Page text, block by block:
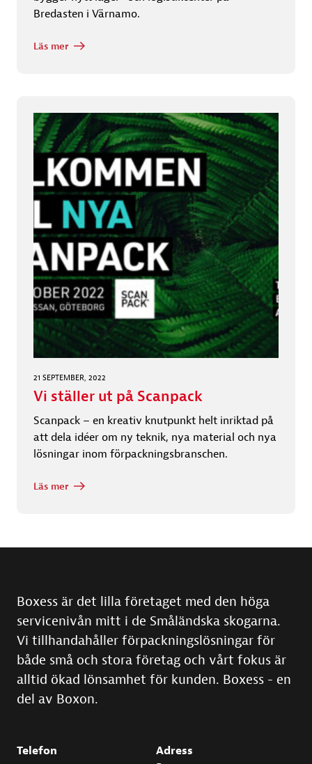
Bredasten i Värnamo.
Läs mer
21 SEPTEMBER, 2022
Vi ställer ut på Scanpack
Scanpack – en kreativ knutpunkt helt inriktad på
att dela idéer om ny teknik, nya material och nya
lösningar inom förpackningsbranschen.
Läs mer
Boxess är det lilla företaget med den höga
servicenivån mitt i de Småländska skogarna.
Vi tillhandahåller förpackningslösningar för
både små och stora företag och vårt fokus är
alltid ökad lönsamhet för kunden. Boxess - en
del av Boxon.
Telefon
Adress